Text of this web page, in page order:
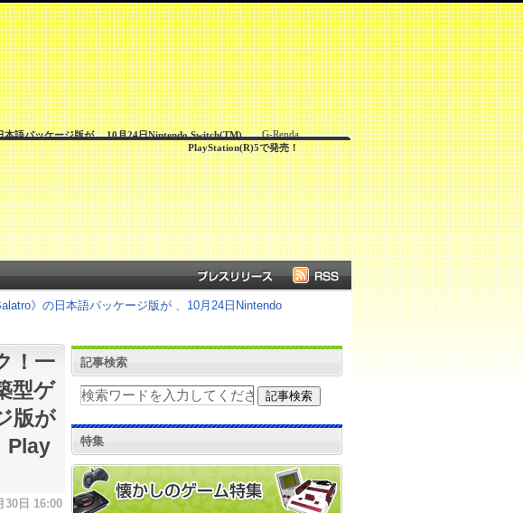
G-Renda
語パッケージ版が 、10月24日Nintendo Switch(TM)、
PlayStation(R)5で発売！
》の日本語パッケージ版が 、10月24日Nintendo
！一
型ゲ
版が
Play
日 16:00
記事検索
特集